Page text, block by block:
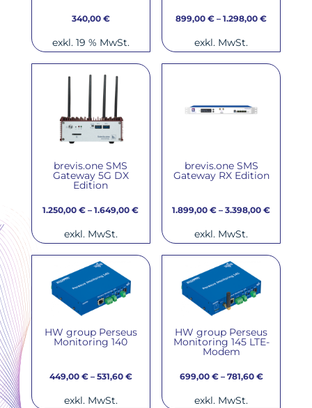
340,00 €
exkl. 19 % MwSt.
899,00€ –1.298,00€
exkl. MwSt.
brevis.one SMS
Gateway 5G DX
Edition
1.250,00€ –1.649,00€
exkl. MwSt.
brevis.one SMS
Gateway RX Edition
1.899,00€ –3.398,00€
exkl. MwSt.
HW group Perseus
Monitoring 140
449,00 €– 531,60 €
exkl. MwSt.
HW group Perseus
Monitoring 145 LTE-
Modem
699,00 €– 781,60 €
exkl. MwSt.